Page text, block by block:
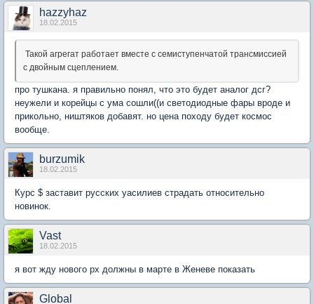
hazzyhaz
18.02.2015
Такой агрегат работает вместе с семиступенчатой трансмиссией
с двойным сцеплением.
про тушкана. я правильно понял, что это будет аналог дсг?
неужели и корейцы с ума сошли((и светодиодные фары вроде и
прикольно, ништяков добавят. но цена походу будет космос
вообще.
burzumik
18.02.2015
Курс $ заставит русских уасилиев страдать относительно
новинок.
Vast
18.02.2015
я вот жду нового рх должны в марте в Женеве показать
Global